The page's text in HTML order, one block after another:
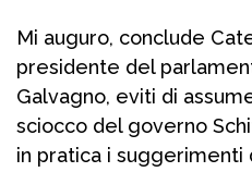
Mi auguro, conclude
presidente del
Galvagno, eviti di
sciocco del governo
in pratica i suggerimenti